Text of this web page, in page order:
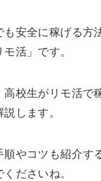
も安全に稼げる方
活」です。
高校生がリモ活で
します。
順やコツも紹介す
ださいね。